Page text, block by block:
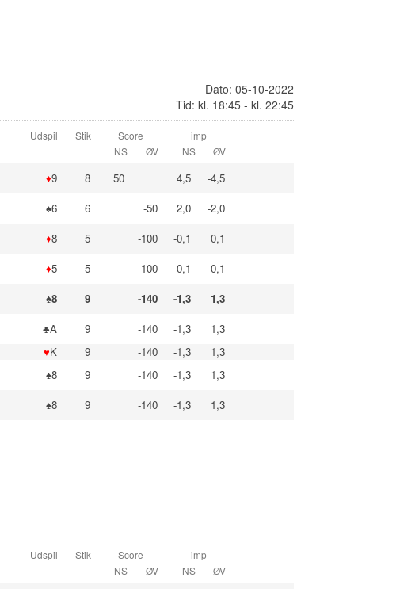
Dato: 05-10-2022
Tid: kl. 18:45 - kl. 22:45
Udspil Stik
Score
NS
ØV
imp
NS
ØV
♦9 8 50 4,5
-4,5
♠6 6 -50 2,0
-2,0
♦8 5 -100 -0,1
0,1
♦5 5 -100 -0,1
0,1
♠8 9 -140 -1,3
1,3
♣A 9 -140 -1,3
1,3
♥K 9 -140 -1,3
1,3
♠8 9 -140 -1,3
1,3
♠8 9 -140 -1,3 1,3
Udspil Stik
Score
NS
ØV
imp
NS
ØV